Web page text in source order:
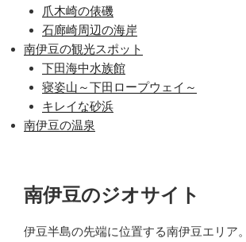
爪木崎の俵磯
石廊崎周辺の海岸
南伊豆の観光スポット
下田海中水族館
寝姿山～下田ロープウェイ～
キレイな砂浜
南伊豆の温泉
南伊豆のジオサイト
伊豆半島の先端に位置する南伊豆エリア